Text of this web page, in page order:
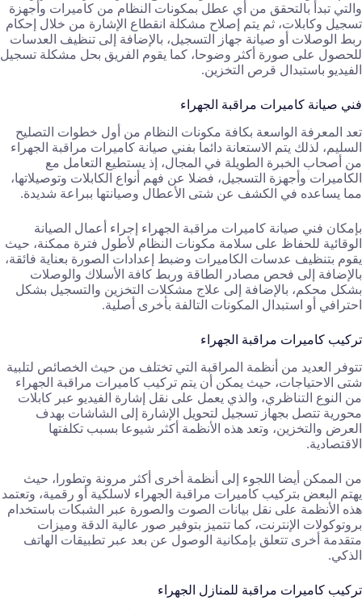
والتي تبدأ بالتحقق من أي عطل بمكونات النظام من كاميرات وأجهزة
تسجيل وكابلات، ثم يتم إصلاح مشكلة انقطاع الإشارة من خلال إحكام
ربط الوصلات أو صيانة جهاز التسجيل، بالإضافة إلى تنظيف العدسات
للحصول على صورة أكثر وضوحا، كما يقوم الفريق بحل مشكلة تسجيل
الفيديو باستبدال قرص التخزين.
فني صيانة كاميرات مراقبة الجهراء
تعد المعرفة الواسعة بكافة مكونات النظام من أول خطوات التصليح
السليم، لذلك يتم الاستعانة دائما بفني صيانة كاميرات مراقبة الجهراء
من أصحاب الخبرة الطويلة في المجال، إذ يستطيع التعامل مع
الكاميرات وأجهزة التسجيل، فضلا عن فهم أنواع الكابلات وتوصيلاتها،
مما يساعده في الكشف عن شتى الأعطال وصيانتها ببراعة شديدة.
بإمكان فني صيانة كاميرات مراقبة الجهراء إجراء أعمال الصيانة
الوقائية للحفاظ على سلامة مكونات النظام لأطول فترة ممكنة، حيث
يقوم بتنظيف عدسات الكاميرات وضبط إعدادات الصورة بعناية فائقة،
بالإضافة إلى فحص مصادر الطاقة وربط كافة الأسلاك والوصلات
بشكل محكم، بالإضافة إلى علاج مشكلات التخزين والتسجيل بشكل
احترافي أو استبدال المكونات التالفة بأخرى أصلية.
تركيب كاميرات مراقبة الجهراء
تتوفر العديد من أنظمة المراقبة التي تختلف من حيث الخصائص لتلبية
شتى الاحتياجات، حيث يمكن أن يتم تركيب كاميرات مراقبة الجهراء
من النوع التناظري، والذي يعمل على نقل إشارة الفيديو عبر كابلات
محورية تتصل بجهاز تسجيل لتحويل الإشارة إلى الشاشات بهدف
العرض والتخزين، وتعد هذه الأنظمة أكثر شيوعا بسبب تكلفتها
الاقتصادية.
من الممكن أيضا اللجوء إلى أنظمة أخرى أكثر مرونة وتطورا، حيث
يهتم البعض بتركيب كاميرات مراقبة الجهراء لاسلكية أو رقمية، وتعتمد
هذه الأنظمة على نقل بيانات الصوت والصورة عبر الشبكات باستخدام
بروتوكولات الإنترنت، كما تتميز بتوفير صور عالية الدقة وميزات
متقدمة أخرى تتعلق بإمكانية الوصول عن بعد عبر تطبيقات الهاتف
الذكي.
تركيب كاميرات مراقبة للمنازل الجهراء